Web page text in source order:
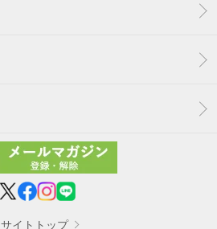
サイトトップ